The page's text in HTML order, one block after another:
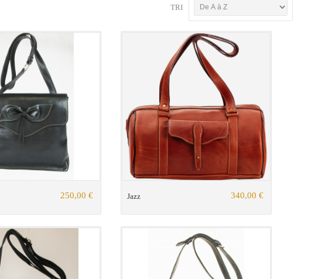
TRI
250,00 € Jazz 340,00 €